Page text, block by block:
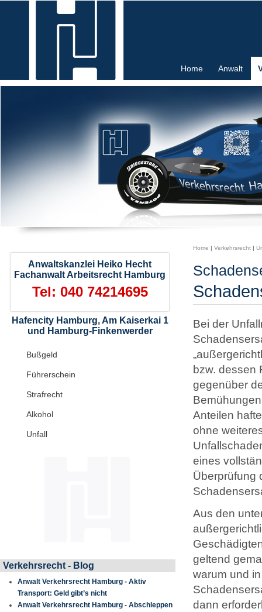
Home Anwalt
Anwaltskanzlei Heiko Hecht
Fachanwalt Arbeitsrecht Hamburg
Tel: 040 74214695
Hafencity Hamburg, Am Kaiserkai 1
und Hamburg-Finkenwerder
Bußgeld
Führerschein
Strafrecht
Alkohol
Unfall
Verkehrsrecht - Blog
Anwalt Verkehrsrecht Hamburg - Aktiv
Transport: Geld gibt’s nicht
Anwalt Verkehrsrecht Hamburg - Abschleppen
Home | Verkehrsrecht |
Bei der
bzw. dessen
gegenüber
Anteilen
ohne
eines
Überprüfung
Aus den
geltend
warum und
dann